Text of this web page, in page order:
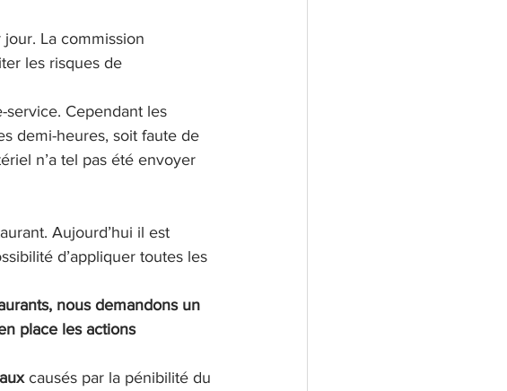
La commission
les risques de
service. Cependant les
demi-heures, soit faute de
n’a tel pas été envoyer
Aujourd’hui il est
d’appliquer toutes les
nous demandons un
place les actions
causés par la pénibilité du